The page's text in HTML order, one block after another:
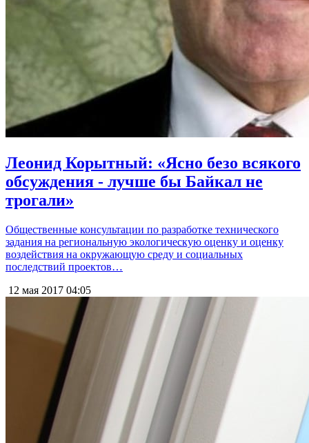
Леонид Корытный: «Ясно безо всякого
обсуждения - лучше бы Байкал не
трогали»
Общественные консультации по разработке технического
задания на региональную экологическую оценку и оценку
воздействия на окружающую среду и социальных
последствий проектов…
12 мая 2017 04:05